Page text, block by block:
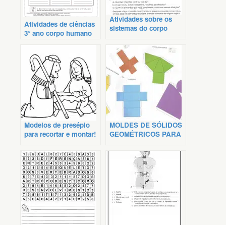
Atividades de ciências
3° ano corpo humano
Atividades sobre os
sistemas do corpo
Modelos de presépio
para recortar e montar!
MOLDES DE SÓLIDOS
GEOMÉTRICOS PARA